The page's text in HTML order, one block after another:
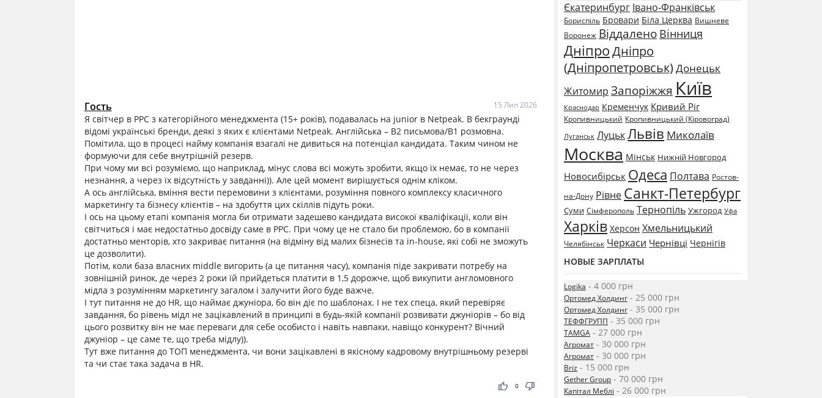
Гость 15 Лип 2026
Я світчер в PPC з категорійного менеджмента (15+ років), подавалась на junior в Netpeak. В бекграунді
відомі українські бренди, деякі з яких є клієнтами Netpeak. Англійська – В2 письмова/В1 розмовна.
Помітила, що в процесі найму компанія взагалі не дивиться на потенціал кандидата. Таким чином не
формуючи для себе внутрішній резерв.
При чому ми всі розуміємо, що наприклад, мінус слова всі можуть зробити, якщо їх немає, то не через
незнання, а через їх відсутність у завданні)). Але цей момент вирішується однім кліком.
А ось англійська, вміння вести перемовини з клієнтами, розуміння повного комплексу класичного
маркетингу та бізнесу клієнтів – на здобуття цих скіллів підуть роки.
І ось на цьому етапі компанія могла би отримати задешево кандидата високої кваліфікації, коли він
світчиться і має недостатньо досвіду саме в PPC. При чому це не стало би проблемою, бо в компанії
достатньо менторів, хто закриває питання (на відміну від малих бізнесів та in-house, які собі не зможуть
це дозволити).
Потім, коли база власних middle вигорить (а це питання часу), компанія піде закривати потребу на
зовнішній ринок, де через 2 роки їй прийдеться платити в 1,5 дорожче, щоб викупити англомовного
мідла з розумінням маркетингу загалом і залучити його буде важче.
І тут питання не до HR, що наймає джуніора, бо він діє по шаблонах. І не тех спеца, який перевіряє
завдання, бо рівень мідл не зацікавлений в принципі в будь-якій компанії розвивати джуніорів – бо від
цього розвитку він не має переваги для себе особисто і навіть навпаки, навіщо конкурент? Вічний
джуніор – це саме те, що треба мідлу)).
Тут вже питання до ТОП менеджмента, чи вони зацікавлені в якісному кадровому внутрішньому резерві
та чи стає така задача в HR.
thumb_up thumb_down
0
Єкатеринбург Івано-Франківськ
Бориспіль Бровари Біла Церква Вишневе
Воронеж Віддалено Вінниця
ДніпроДніпро
(Дніпропетровськ) Донецьк
Житомир Запоріжжя Київ
Краснодар Кременчук Кривий Ріг
Кропивницький Кропивницький (Кіровоград)
Луганськ ЛуцькЛьвів Миколаїв
Москва Мінськ Нижній Новгород
Новосибірськ Одеса Полтава Ростов-
на-Дону Рівне Санкт-Петербург
Суми Сімферополь Тернопіль Ужгород Уфа
Харків Херсон Хмельницький
Челябінськ Черкаси Чернівці Чернігів
НОВЫЕ ЗАРПЛАТЫ
Logika - 4 000 грн
Ортомед Холдинг - 25 000 грн
Ортомед Холдинг - 35 000 грн
ТЕФФГРУПП - 35 000 грн
TAMGA - 27 000 грн
Агромат - 30 000 грн
Агромат - 30 000 грн
Briz - 15 000 грн
Gether Group - 70 000 грн
Капітал Меблі - 26 000 грн